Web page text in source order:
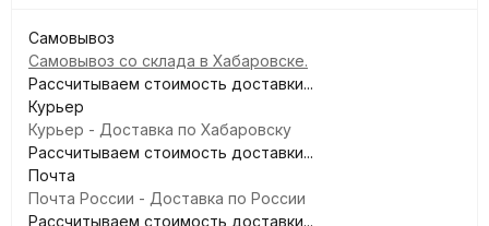
Самовывоз
Самовывоз со склада в Хабаровске.
Рассчитываем стоимость доставки...
Курьер
Курьер - Доставка по Хабаровску
Рассчитываем стоимость доставки...
Почта
Почта России - Доставка по России
Рассчитываем стоимость доставки...